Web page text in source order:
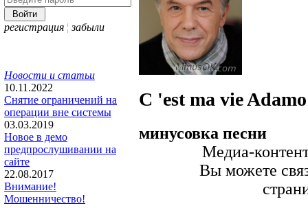
регистрация ¦ забыли
Новости и статьи
10.11.2022
Снятие ограничений на
операции вне системы
03.03.2019
Новое в демо
предпрослушивании на
сайте
22.08.2017
Внимание!
Мошенничество!
C 'est ma vie
минусовка песни
Медиа-
Вы можете